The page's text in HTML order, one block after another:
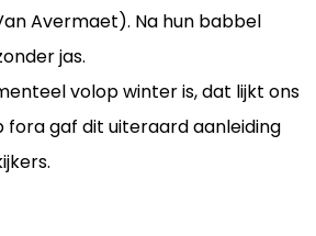
Avermaet). Na hun babbel
jas.
volop winter is, dat lijkt ons
fora gaf dit uiteraard aanleiding